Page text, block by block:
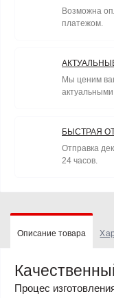
Возможна
платежом.
Мы ценим
БЫСТРАЯ
Отправка
24 часов.
Описание товара
Процес